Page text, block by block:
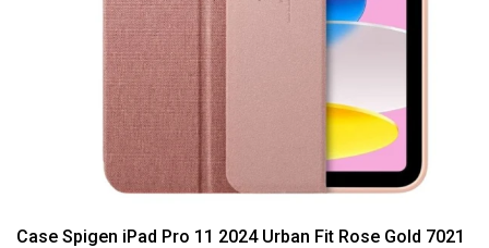
Case Spigen iPad Pro 11 2024 Urban Fit Rose Gold 7021